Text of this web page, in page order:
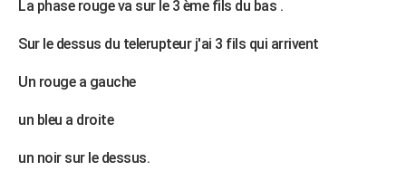
Destinations
City break
Voyage nature
Voyage de noces
Forum
Climat
Carte de Noël
Carte Bonne année
Carte Saint-Valentin
Carte Pâques
Carte d'anniversaire
La phase rouge va sur le 3 ème fils du bas .
Sur le dessus du telerupteur j'ai 3 fils qui arrivent
Un rouge a gauche
un bleu a droite
un noir sur le dessus.